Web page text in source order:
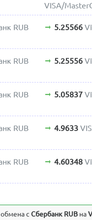
VISA/
RUB 5.25566
RUB 5.25556
RUB 5.05837
RUB 4.9633
RUB 4.60348
c Сбербанк RUB на